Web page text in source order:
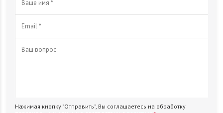
Нажимая кнопку "Отправить", Вы соглашаетесь на обработку